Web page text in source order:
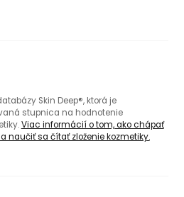
Skin Deep®, ktorá je
stupnica na hodnotenie
Viac informácií o tom, ako chápať
naučiť sa čítať zloženie kozmetiky.